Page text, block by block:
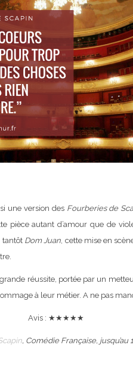
une version des Fourberies de
pièce autant d’amour que de
tantôt Dom Juan , cette mise en
réussite, portée par un
à leur métier. A ne pas
Avis : ★★★★★
, Comédie Française, jusqu’au